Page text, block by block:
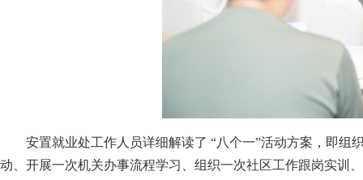
安置就业处工作人员详细解读了 “八个一”活动方案，即
动、开展一次机关办事流程学习、组织一次社区工作跟岗实训